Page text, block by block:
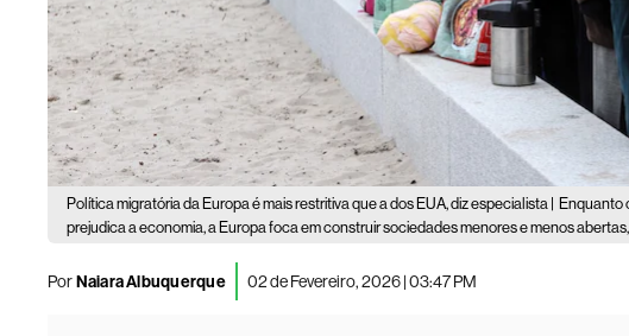
Política migratória da Europa é mais restritiva que a dos EUA, diz especialista |
Enquanto
prejudica a economia, a Europa foca em construir sociedades menores e menos
PorNaiara Albuquerque 02 de Fevereiro, 2026 | 03:47 PM